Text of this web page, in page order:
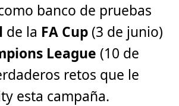
banco de pruebas
de la FA Cup (3 de junio)
League (10 de
retos que le
esta campaña.